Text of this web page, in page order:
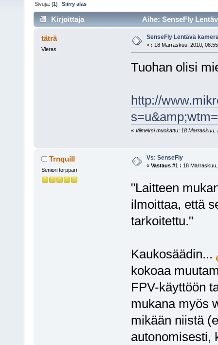
Sivuja: [1]Siirry alas
Kirjoittaja Aihe: SenseFly
täträ
Vieras
SenseFly Lentävä
« : 18 Marraskuu, 2010,
Tuohan olisi
http://
« Viimeksi muokattu: 18 Marraskuu,
Trnquill
Seniori torppari
Vs: SenseFly
« Vastaus #1 : 18
"Laitteen
ilmoittaa, että
tarkoitettu."
Kaukosäädin...
kokoaa
FPV-käyttöön
mukana myös
mikään niistä
autonomisesti,